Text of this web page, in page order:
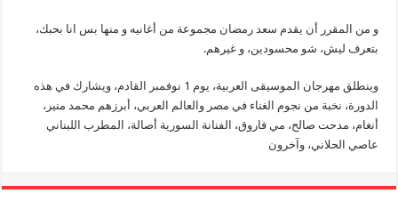
و من المقرر أن يقدم سعد رمضان مجموعة من أغانيه و منها بس انا بحبك،
بتعرف ليش، شو محسودين، و غيرهم.
وينطلق مهرجان الموسيقى العربية، يوم 1 نوفمبر القادم، ويشارك في هذه
الدورة، نخبة من نجوم الغناء في مصر والعالم العربي، أبرزهم محمد منير،
أنغام، مدحت صالح، مي فاروق، الفنانة السورية أصالة، المطرب اللبناني
عاصي الحلاني، وآخرون